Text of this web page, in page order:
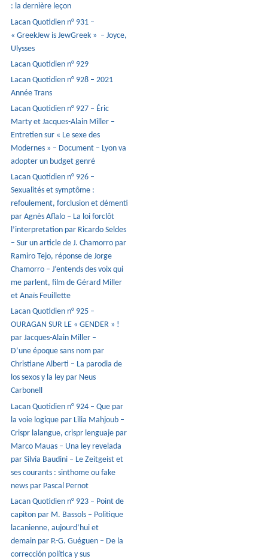
: la dernière leçon
Lacan Quotidien n° 931 –
« GreekJew is JewGreek » – Joyce,
Ulysses
Lacan Quotidien n° 929
Lacan Quotidien n° 928 – 2021
Année Trans
Lacan Quotidien n° 927 – Éric
Marty et Jacques-Alain Miller –
Entretien sur « Le sexe des
Modernes » – Document – Lyon va
adopter un budget genré
Lacan Quotidien n° 926 –
Sexualités et symptôme :
refoulement, forclusion et démenti
par Agnès Aflalo – La loi forclôt
l’interpretation par Ricardo Seldes
– Sur un article de J. Chamorro par
Ramiro Tejo, réponse de Jorge
Chamorro – J’entends des voix qui
me parlent, film de Gérard Miller
et Anaïs Feuillette
Lacan Quotidien n° 925 –
OURAGAN SUR LE « GENDER » !
par Jacques-Alain Miller –
D’une époque sans nom par
Christiane Alberti – La parodia de
los sexos y la ley par Neus
Carbonell
Lacan Quotidien n° 924 – Que par
la voie logique par Lilia Mahjoub –
Crispr lalangue, crispr lenguaje par
Marco Mauas – Una ley revelada
par Silvia Baudini – Le Zeitgeist et
ses courants : sinthome ou fake
news par Pascal Pernot
Lacan Quotidien n° 923 – Point de
capiton par M. Bassols – Politique
lacanienne, aujourd’hui et
demain par P.-G. Guéguen – De la
corrección política y sus